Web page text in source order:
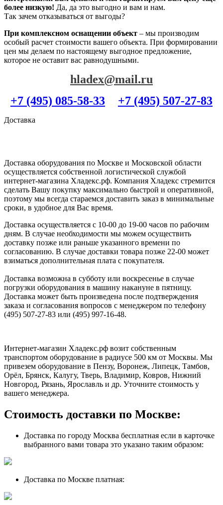
более низкую! Да, да это выгодно и вам и нам.
Так зачем отказываться от выгоды?
При комплексном оснащении объект – мы производим
особый расчет стоимости вашего объекта. При формировании
цен мы делаем по настоящему выгодное предложение,
которое не оставит вас равнодушными.
hladex@mail.ru
+7 (495) 085-58-33
+7 (495) 507-27-83
Доставка
Доставка оборудования по Москве и Московской области
осуществляется собственной логистической службой
интернет-магазина Хладекс.рф. Компания Хладекс стремится
сделать Вашу покупку максимально быстрой и оперативной,
поэтому мы всегда стараемся доставить заказ в минимальные
сроки, в удобное для Вас время.
Доставка осуществляется с 10-00 до 19-00 часов по рабочим
дням. В случае необходимости мы можем осуществить
доставку позже или раньше указанного времени по
согласованию. В случае доставки товара позже 22-00 может
взиматься дополнительная плата с покупателя.
Доставка возможна в субботу или воскресенье в случае
погрузки оборудования в машину накануне в пятницу.
Доставка может быть произведена после подтверждения
заказа и согласования вопросов с менеджером по телефону
(495) 507-27-83 или (495) 997-16-48.
Интернет-магазин Хладекс.рф возит собственным
транспортом оборудование в радиусе 500 км от Москвы. Мы
привезем оборудование в Пензу, Воронеж, Липецк, Тамбов,
Орёл, Брянск, Калугу, Тверь, Владимир, Ковров, Нижний
Новгород, Рязань, Ярославль и др. Уточните стоимость у
вашего менеджера.
Стоимость доставки по Москве:
Доставка по городу Москва бесплатная если в карточке
выбранного вами товара это указано таким образом:
Доставка по Москве платная: